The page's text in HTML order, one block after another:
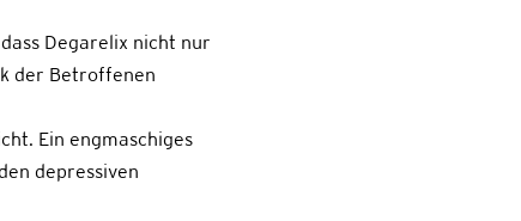
Degarelix nicht nur
der Betroffenen
Ein engmaschiges
depressiven